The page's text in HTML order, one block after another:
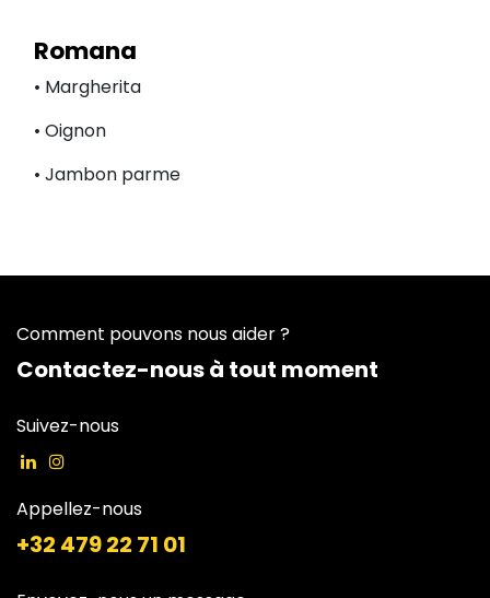
Romana
• Margherita
• Oignon
• Jambon parme
Comment pouvons nous aider ?
Contactez-nous à tout moment
Suivez-nous
Appellez-nous
+32 479 22 71 01